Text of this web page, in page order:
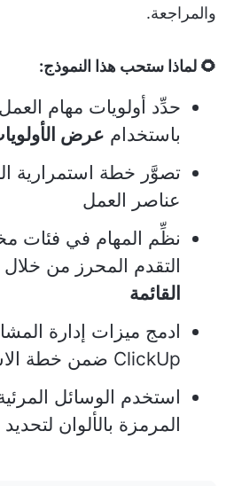
والمراجعة.
🌻 لماذا ستحب هذا النموذج:
حدِّد أولويات مهام
باستخدام عرض
تصوَّر خطة استمرارية
عناصر العمل
نظِّم المهام في فئات
التقدم المحرز من خلال
القائمة
ادمج ميزات إدارة
ClickUp ضمن خطة الاستمرارية
استخدم الوسائل
المرمزة بالألوان